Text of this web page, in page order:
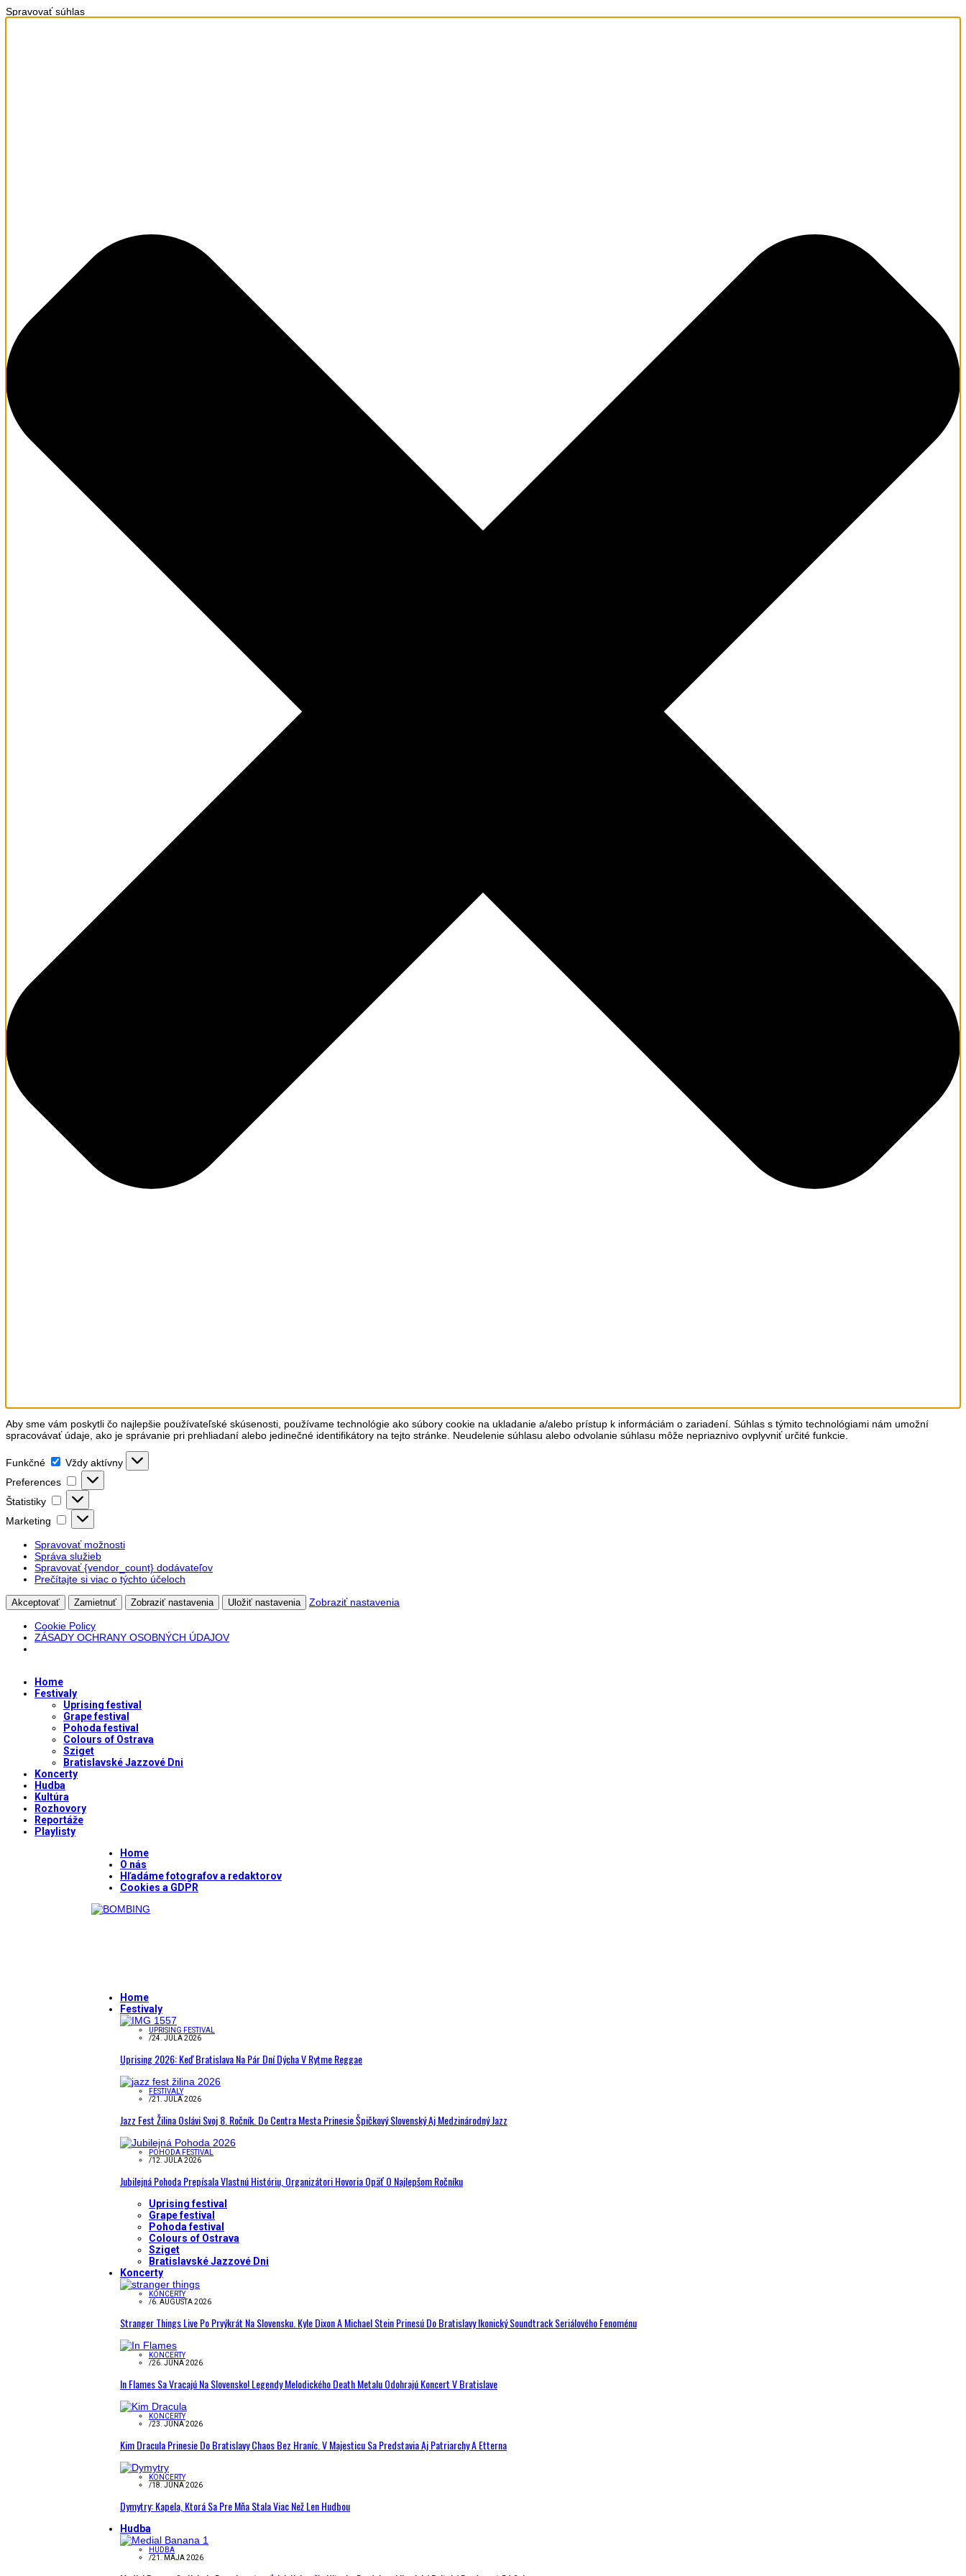
Spravovať súhlas
Aby sme vám poskytli čo najlepšie používateľské skúsenosti, používame technológie ako súbory cookie na ukladanie a/alebo prístup k informáciám o zariadení. Súhlas s týmito technológiami nám umožní
spracovávať údaje, ako je správanie pri prehliadaní alebo jedinečné identifikátory na tejto stránke. Neudelenie súhlasu alebo odvolanie súhlasu môže nepriaznivo ovplyvniť určité funkcie.
Funkčné
Vždy aktívny
Preferences
Preferences
Štatistiky
Štatistiky
Marketing
Marketing
Spravovať možnosti
Správa služieb
Spravovať {vendor_count} dodávateľov
Prečítajte si viac o týchto účeloch
Akceptovať Zamietnuť Zobraziť nastavenia Uložiť nastavenia Zobraziť nastavenia
Cookie Policy
ZÁSADY OCHRANY OSOBNÝCH ÚDAJOV
Home
Festivaly
Uprising festival
Grape festival
Pohoda festival
Colours of Ostrava
Sziget
Bratislavské Jazzové Dni
Koncerty
Hudba
Kultúra
Rozhovory
Reportáže
Playlisty
Home
O nás
Hľadáme fotografov a redaktorov
Cookies a GDPR
Home
Festivaly
UPRISING FESTIVAL
/24. JÚLA 2026
Uprising 2026: Keď Bratislava Na Pár Dní Dýcha V Rytme Reggae
FESTIVALY
/21. JÚLA 2026
Jazz Fest Žilina Oslávi Svoj 8. Ročník. Do Centra Mesta Prinesie Špičkový Slovenský Aj Medzinárodný Jazz
POHODA FESTIVAL
/12. JÚLA 2026
Jubilejná Pohoda Prepísala Vlastnú Históriu, Organizátori Hovoria Opäť O Najlepšom Ročníku
Uprising festival
Grape festival
Pohoda festival
Colours of Ostrava
Sziget
Bratislavské Jazzové Dni
Koncerty
KONCERTY
/6. AUGUSTA 2026
Stranger Things Live Po Prvýkrát Na Slovensku. Kyle Dixon A Michael Stein Prinesú Do Bratislavy Ikonický Soundtrack Seriálového Fenoménu
KONCERTY
/26. JÚNA 2026
In Flames Sa Vracajú Na Slovensko! Legendy Melodického Death Metalu Odohrajú Koncert V Bratislave
KONCERTY
/23. JÚNA 2026
Kim Dracula Prinesie Do Bratislavy Chaos Bez Hraníc. V Majesticu Sa Predstavia Aj Patriarchy A Etterna
KONCERTY
/18. JÚNA 2026
Dymytry: Kapela, Ktorá Sa Pre Mňa Stala Viac Než Len Hudbou
Hudba
HUDBA
/21. MÁJA 2026